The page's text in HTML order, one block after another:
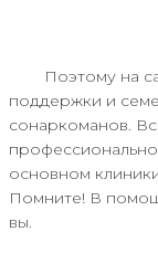
Поэтому на
поддержки и
сонаркоманов.
основном
Помните! В
вы.